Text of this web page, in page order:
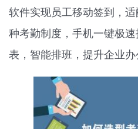
软件实现员工移动签到，
种考勤制度，手机一键极
表，智能排班，提升企业办